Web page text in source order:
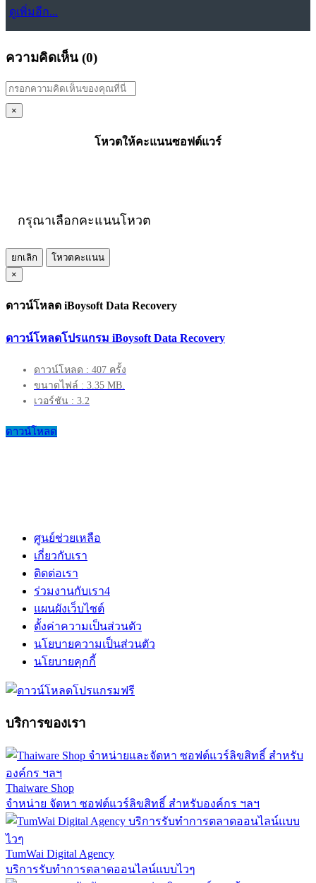
ดูเพิ่มอีก...
ความคิดเห็น (0)
×
โหวตให้คะแนนซอฟต์แวร์
กรุณาเลือกคะแนนโหวต
ยกเลิก
โหวตคะแนน
×
ดาวน์โหลด iBoysoft Data Recovery
ดาวน์โหลดโปรแกรม iBoysoft Data Recovery
ดาวน์โหลด : 407 ครั้ง
ขนาดไฟล์ : 3.35 MB.
เวอร์ชัน : 3.2
ดาวน์โหลด
ศูนย์ช่วยเหลือ
เกี่ยวกับเรา
ติดต่อเรา
ร่วมงานกับเรา4
แผนผังเว็บไซต์
ตั้งค่าความเป็นส่วนตัว
นโยบายความเป็นส่วนตัว
นโยบายคุกกี้
บริการของเรา
Thaiware Shop
จำหน่าย จัดหา ซอฟต์แวร์ลิขสิทธิ์ สำหรับองค์กร ฯลฯ
TumWai Digital Agency
บริการรับทำการตลาดออนไลน์แบบไวๆ